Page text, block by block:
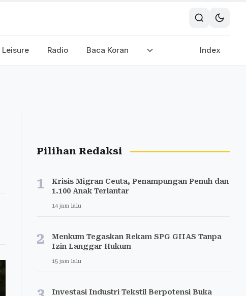
Leisure Radio Baca Koran Index
Pilihan Redaksi
1
Krisis Migran Ceuta, Penampungan Penuh dan
1.100 Anak Terlantar
14 jam lalu
2
Menkum Tegaskan Rekam SPG GIIAS Tanpa
Izin Langgar Hukum
15 jam lalu
Investasi Industri Tekstil Berpotensi Buka